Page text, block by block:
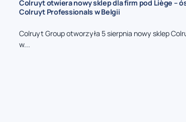
Colruyt otwiera nowy sklep dla firm pod Liège –
Colruyt Professionals w Belgii
Colruyt Group otworzyła 5 sierpnia nowy sklep
w...